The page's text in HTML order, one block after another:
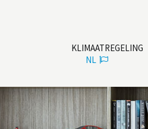
KLIMAATREGELING
NL